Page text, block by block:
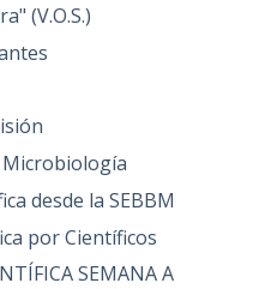
(V.O.S.)
Microbiología
desde la SEBBM
por Científicos
SEMANA A